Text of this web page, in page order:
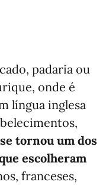
padaria ou
onde é
língua inglesa
tornou um dos
escolheram
franceses,